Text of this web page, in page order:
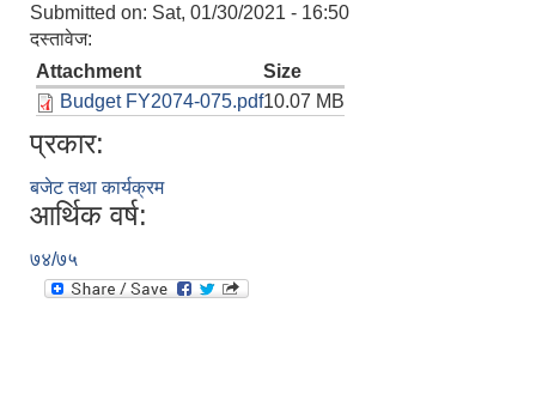
Submitted on: Sat, 01/30/2021 - 16:50
दस्तावेज:
Attachment
Size
Budget FY2074-075.pdf10.07 MB
प्रकार:
बजेट तथा कार्यक्रम
आर्थिक वर्ष:
७४/७५